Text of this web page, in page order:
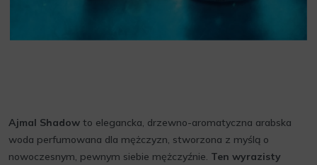
Ajmal Shadow to elegancka, drzewno-aromatyczna arabska
woda perfumowana dla mężczyzn, stworzona z myślą o
nowoczesnym, pewnym siebie mężczyźnie. Ten wyrazisty